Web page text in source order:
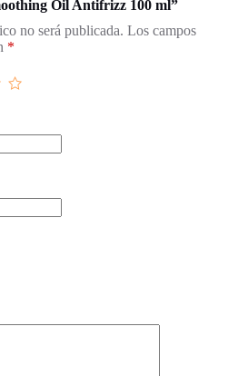
Oil Antifrizz 100 ml”
no será publicada. Los campos
*